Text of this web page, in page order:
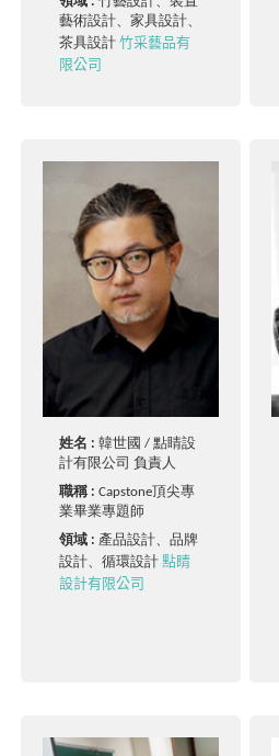
藝術設計、家具設計、
茶具設計竹采藝品有
限公司
姓名 :韓世國 / 點睛設
計有限公司 負責人
職稱 :Capstone頂尖專
業畢業專題師
領域 : 產品設計、品牌
設計、循環設計點睛
設計有限公司